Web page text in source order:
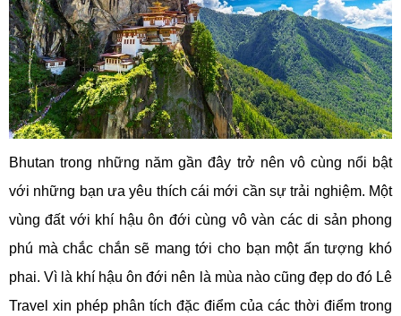
Bhutan trong những năm gần đây trở nên vô cùng nổi bật
với những bạn ưa yêu thích cái mới cần sự trải nghiệm. Một
vùng đất với khí hậu ôn đới cùng vô vàn các di sản phong
phú mà chắc chắn sẽ mang tới cho bạn một ấn tượng khó
phai. Vì là khí hậu ôn đới nên là mùa nào cũng đẹp do đó Lê
Travel xin phép phân tích đặc điểm của các thời điểm trong